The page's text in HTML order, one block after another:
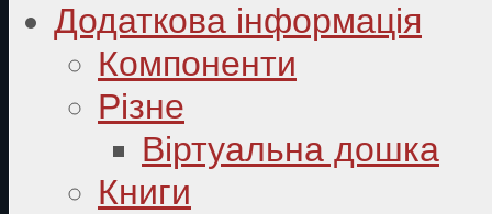
Додаткова інформація
Компоненти
Різне
Віртуальна дошка
Книги